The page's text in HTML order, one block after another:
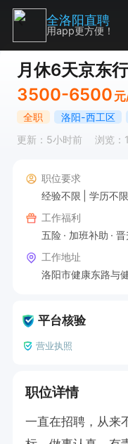
月休6天京东
3500-6500 元
全职 洛阳-西工区
更新：5小时前
浏览：
职位要求
经验不限
学历不限
工作福利
五险
加班补助 晋
工作地址
洛阳市健康东路与
平台核验
营业执照
职位详情
一直在招聘，从来
全洛阳直聘
用app更方便！